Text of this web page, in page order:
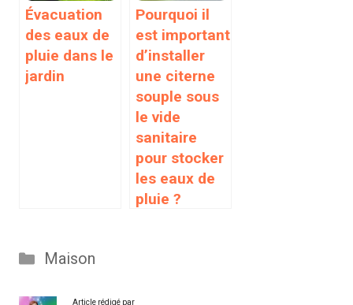
Évacuation
des eaux de
pluie dans le
jardin
Pourquoi il
est important
d’installer
une citerne
souple sous
le vide
sanitaire
pour stocker
les eaux de
pluie ?
Catégories
Maison
Article rédigé par